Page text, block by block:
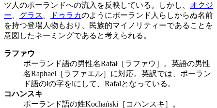
ツ人のポーランドへの流入を反映している。しかし、 オクジ
ー
グラス ドゥラカのようにポーランド人らしからぬ名前
を持つ登場人物もおり、民族的マイノリティーであることを
意図したネーミングであると考えられる。
ラファウ
ポーランド語の男性名Rafał［ラファウ］。英語の男性
名Raphael［ラファエル］に対応。英訳では、ポーラン
ド語のłの字をlにして、Rafalとなっている。
コハンスキ
ポーランド語の姓Kochański［コハンスキ］。